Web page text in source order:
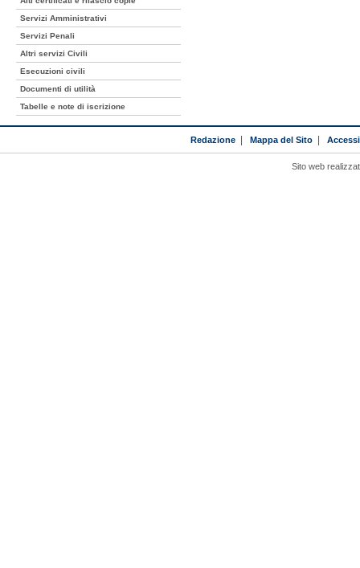
Servizi Amministrativi
Servizi Penali
Altri servizi Civili
Esecuzioni civili
Documenti di utilità
Tabelle e note di iscrizione
Redazione| Mappa del Sito|
Sito web